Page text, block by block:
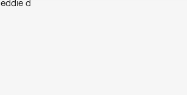
eddie d